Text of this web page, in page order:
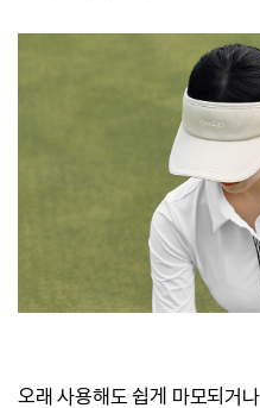
오래 사용해도 쉽게 마모되거